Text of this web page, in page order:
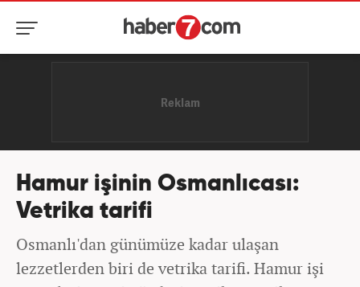
Hamur işinin Osmanlıcası:
Vetrika tarifi
Osmanlı'dan günümüze kadar ulaşan
lezzetlerden biri de vetrika tarifi. Hamur işi